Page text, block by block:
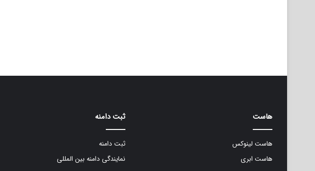
هاست
هاست لینوکس
هاست ابری
ثبت دامنه
ثبت دامنه
نمایندگی دامنه بین المللی